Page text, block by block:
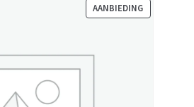
AANBIEDINGPRODUCT
IN